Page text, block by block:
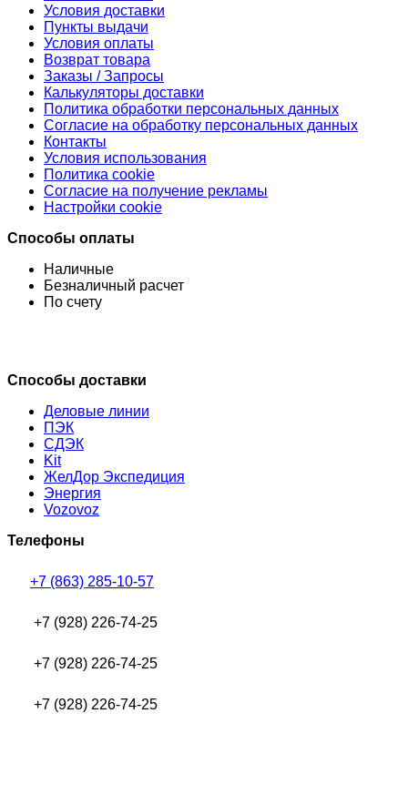
Условия доставки
Пункты выдачи
Условия оплаты
Возврат товара
Заказы / Запросы
Калькуляторы доставки
Политика обработки персональных данных
Согласие на обработку персональных данных
Контакты
Условия использования
Политика cookie
Согласие на получение рекламы
Настройки cookie
Способы оплаты
Наличные
Безналичный расчет
По счету
Способы доставки
Деловые линии
ПЭК
СДЭК
Kit
ЖелДор Экспедиция
Энергия
Vozovoz
Телефоны
+7 (863) 285-10-57
+7 (928) 226-74-25
+7 (928) 226-74-25
+7 (928) 226-74-25